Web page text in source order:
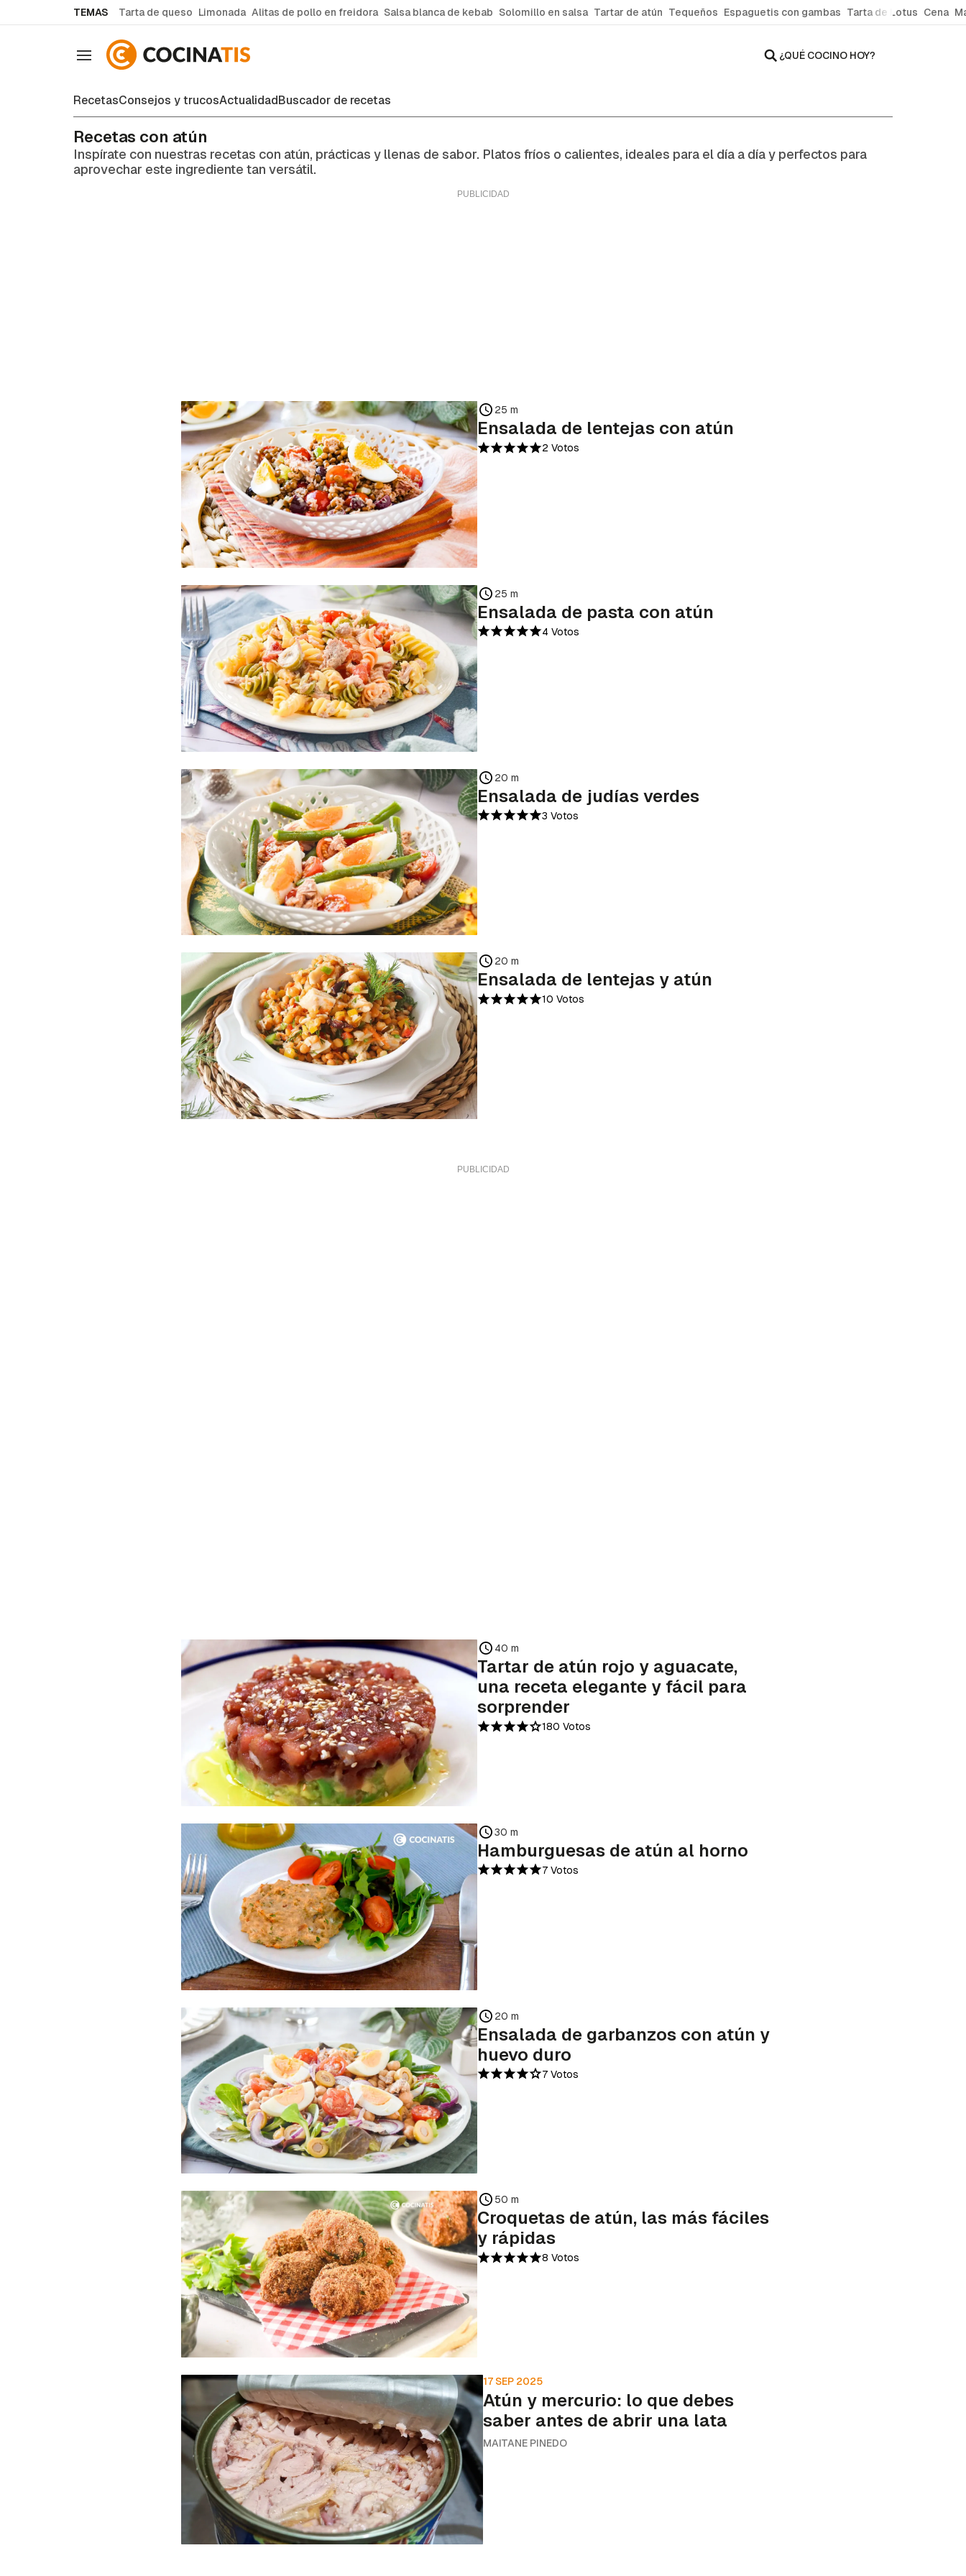
TEMAS Tarta de queso Limonada Alitas de pollo en freidora Salsa blanca de kebab Solomillo en salsa Tartar de atún Tequeños Espaguetis con gambas Tarta de Lotus Cena
Navegación ¿QUÉ COCINO HOY?
RecetasConsejos y trucosActualidadBuscador de recetas
Recetas con atún
Inspírate con nuestras recetas con atún, prácticas y llenas de sabor. Platos fríos o calientes, ideales para el día a día y perfectos para
aprovechar este ingrediente tan versátil.
25 m
Ensalada de lentejas con atún
2 Votos
25 m
Ensalada de pasta con atún
4 Votos
20 m
Ensalada de judías verdes
3 Votos
20 m
Ensalada de lentejas y atún
10 Votos
40 m
Tartar de atún rojo y aguacate,
una receta elegante y fácil para
sorprender
180 Votos
30 m
Hamburguesas de atún al horno
7 Votos
20 m
Ensalada de garbanzos con atún y
huevo duro
7 Votos
50 m
Croquetas de atún, las más fáciles
y rápidas
8 Votos
17 SEP 2025
Atún y mercurio: lo que debes
saber antes de abrir una lata
MAITANE PINEDO